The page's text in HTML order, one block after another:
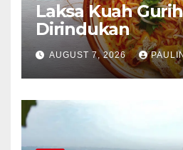
Laksa Kuah
Dirindukan
AUGUST 7, 2026 PAULIN